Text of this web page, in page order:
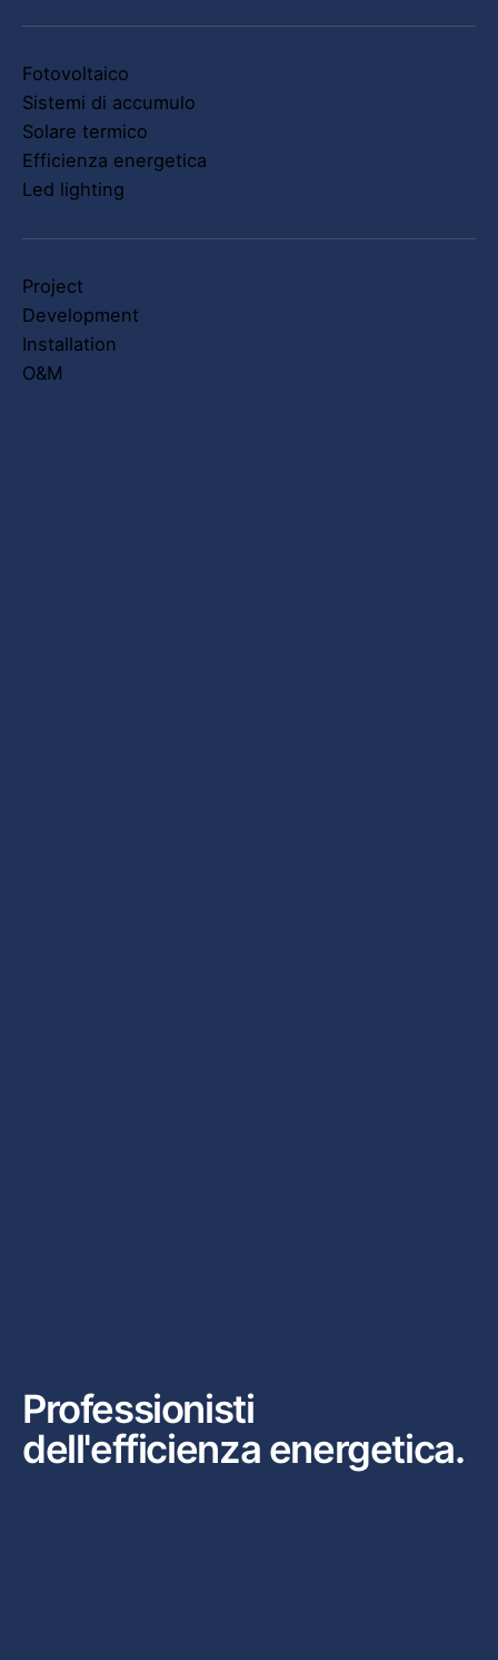
Fotovoltaico
Sistemi di accumulo
Solare termico
Efficienza energetica
Led lighting
Project
Development
Installation
O&M
Professionisti
dell'efficienza energetica.